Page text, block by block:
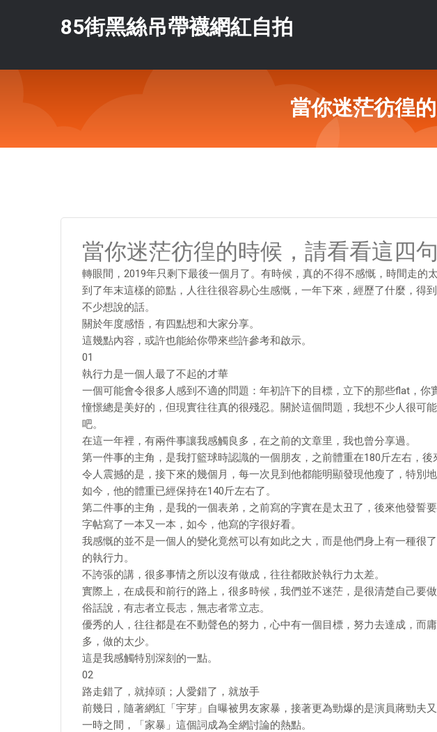
85街黑絲吊帶襪網紅自拍
當你迷茫彷徨
當你迷茫彷徨的時候，請看看這四
轉眼間，2019年只剩下最後一個月了。有時候，真的不得不感慨，時間走的
到了年末這樣的節點，人往往很容易心生感慨，一年下來，經歷了什麼，得
不少想說的話。
關於年度感悟，有四點想和大家分享。
這幾點內容，或許也能給你帶來些許參考和啟示。
01
執行力是一個人最了不起的才華
一個可能會令很多人感到不適的問題：年初許下的目標，立下的那些flat，你
憧憬總是美好的，但現實往往真的很殘忍。關於這個問題，我想不少人很可
吧。
在這一年裡，有兩件事讓我感觸良多，在之前的文章里，我也曾分享過。
第一件事的主角，是我打籃球時認識的一個朋友，之前體重在180斤左右，後
令人震撼的是，接下來的幾個月，每一次見到他都能明顯發現他瘦了，特別地
如今，他的體重已經保持在140斤左右了。
第二件事的主角，是我的一個表弟，之前寫的字實在是太丑了，後來他發誓要
字帖寫了一本又一本，如今，他寫的字很好看。
我感慨的並不是一個人的變化竟然可以有如此之大，而是他們身上有一種很
的執行力。
不誇張的講，很多事情之所以沒有做成，往往都敗於執行力太差。
實際上，在成長和前行的路上，很多時候，我們並不迷茫，是很清楚自己要
俗話說，有志者立長志，無志者常立志。
優秀的人，往往都是在不動聲色的努力，心中有一個目標，努力去達成，而
多，做的太少。
這是我感觸特別深刻的一點。
02
路走錯了，就掉頭；人愛錯了，就放手
前幾日，隨著網紅「宇芽」自曝被男友家暴，接著更為勁爆的是演員蔣勁夫又
一時之間，「家暴」這個詞成為全網討論的熱點。